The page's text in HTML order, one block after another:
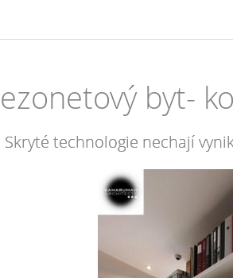
byt-
Skryté technologie nechají